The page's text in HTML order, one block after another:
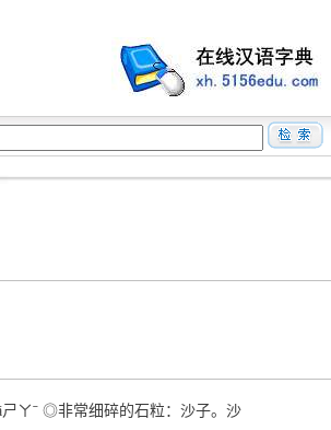
ㄕㄚˉ ◎非常细碎的石粒：沙子。沙